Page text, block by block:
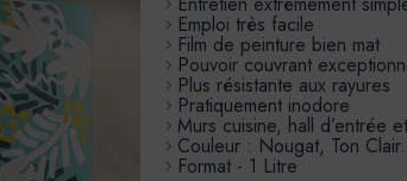
Emploi très facile
Film de peinture bien mat
Pouvoir couvrant
Plus résistante aux rayures
Pratiquement inodore
Murs cuisine, hall d’entrée
Couleur : Nougat, Ton
Format - 1 Litre